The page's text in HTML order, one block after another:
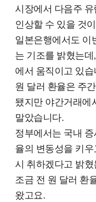
시장에서 다음주
인상할 수 있을 것
일본은행에서도 이
는 기조를 밝혔는
에서 움직이고 있
원 달러 환율은 주
됐지만 야간거래에
말았습니다.
정부에서는 국내
율의 변동성을 키
시 취하겠다고 밝
조금 전 원 달러 환
왔고요.